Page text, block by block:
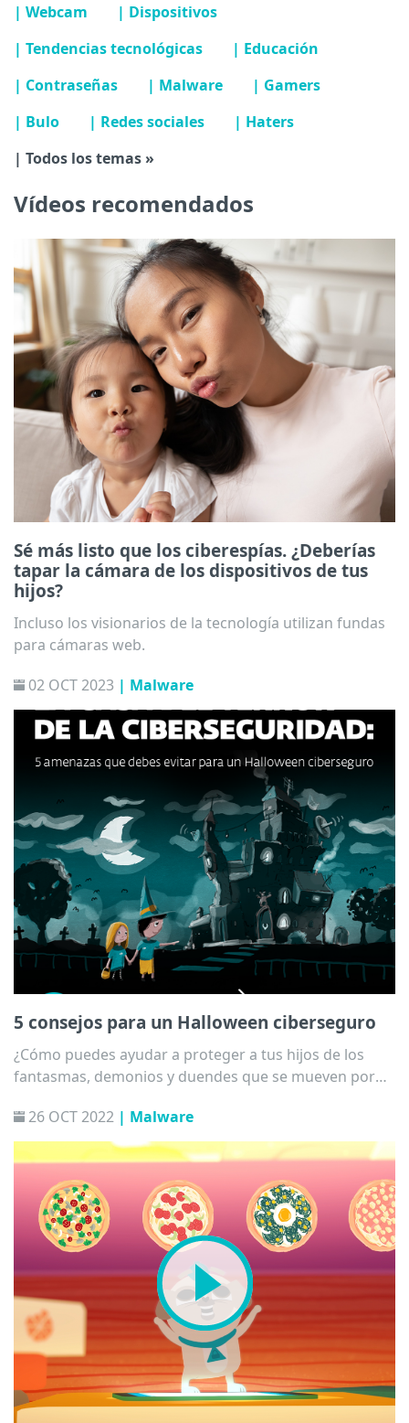
| Webcam
| Dispositivos
| Tendencias tecnológicas
| Educación
| Contraseñas
| Malware
| Gamers
| Bulo
| Redes sociales
| Haters
| Todos los temas »
Vídeos recomendados
Sé más listo que los ciberespías. ¿Deberías
tapar la cámara de los dispositivos de tus
hijos?
Incluso los visionarios de la tecnología utilizan fundas
para cámaras web.
02 OCT 2023 | Malware
5 consejos para un Halloween ciberseguro
¿Cómo puedes ayudar a proteger a tus hijos de los
fantasmas, demonios y duendes que se mueven por
26 OCT 2022 | Malware